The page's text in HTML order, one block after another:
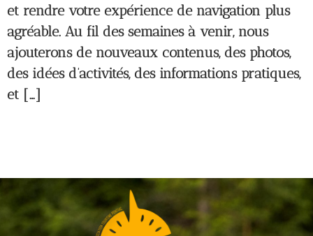
et rendre votre expérience de navigation plus
agréable. Au fil des semaines à venir, nous
ajouterons de nouveaux contenus, des photos,
des idées d’activités, des informations pratiques,
et […]